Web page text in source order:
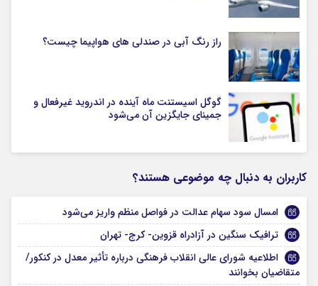
راز رنگ آبی در صندلی های هواپیما چیست؟
گوگل اسیستنت ماه آینده در اندروید غیرفعال و
جمینای جایگزین آن می‌شود
کاربران به دنبال چه موضوعی هستند؟
امسال سود سهام عدالت در فواصل منظم واریز می‌شود
ترافیک سنگین در آزادراه قزوین- کرج- تهران
اطلاعیه شورای عالی انقلاب فرهنگی درباره تأثیر معدل در کنکور/
متقاضیان بخوانند